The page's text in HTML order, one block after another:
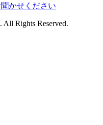
かせください
All Rights Reserved.